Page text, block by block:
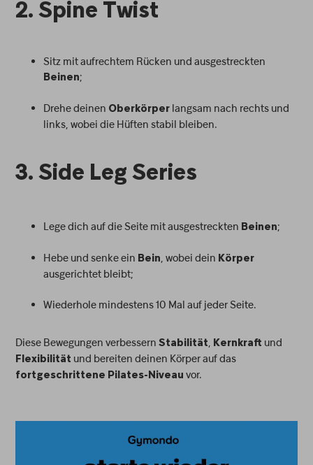
2. Spine Twist
Sitz mit aufrechtem Rücken und ausgestreckten
Beinen;
Drehe deinen Oberkörper langsam nach rechts und
links, wobei die Hüften stabil bleiben.
3. Side Leg Series
Lege dich auf die Seite mit ausgestreckten Beinen;
Hebe und senke ein Bein , wobei dein Körper
ausgerichtet bleibt;
Wiederhole mindestens 10 Mal auf jeder Seite.
Diese Bewegungen verbessernStabilität Kernkraft und
Flexibilität und bereiten deinen Körper auf das
fortgeschrittene Pilates-Niveau vor.